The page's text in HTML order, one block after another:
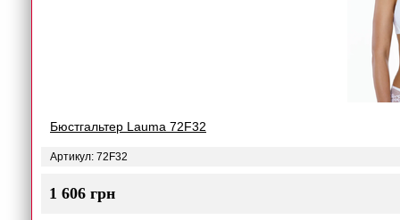
Бюстгальтер Lauma 72F32
Артикул: 72F32
1 606 грн